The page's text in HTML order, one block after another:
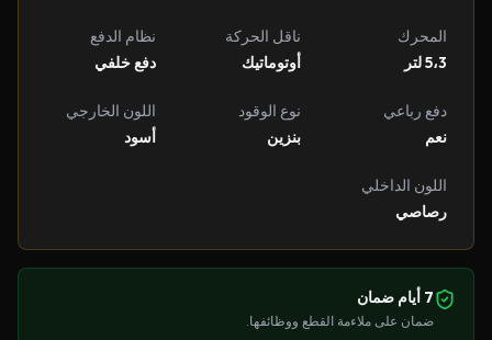
المحرك
5،3 لتر
ناقل الحركة
أوتوماتيك
نظام الدفع
دفع خلفي
دفع رباعي
نعم
نوع الوقود
بنزين
اللون الخارجي
أسود
اللون الداخلي
رصاصي
7 أيام ضمان
ضمان على ملاءمة القطع ووظائفها.